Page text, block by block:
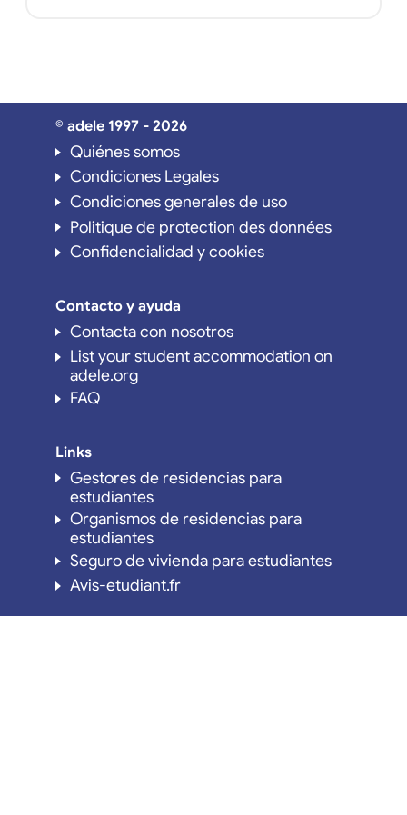
© adele 1997 - 2026
Quiénes somos
Condiciones Legales
Condiciones generales de uso
Politique de protection des données
Confidencialidad y cookies
Contacto y ayuda
Contacta con nosotros
List your student accommodation on
adele.org
FAQ
Links
Gestores de residencias para
estudiantes
Organismos de residencias para
estudiantes
Seguro de vivienda para estudiantes
Avis-etudiant.fr